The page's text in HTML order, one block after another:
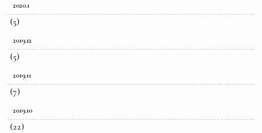
2020.1
(5)
2019.12
(5)
2019.11
(7)
2019.10
(22)